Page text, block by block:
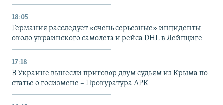
18:05
Германия расследует «очень серьезные» инциденты
около украинского самолета и рейса DHL в Лейпциге
17:18
В Украине вынесли приговор двум судьям из Крыма по
статье о госизмене – Прокуратура АРК